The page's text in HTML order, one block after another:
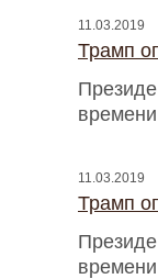
11.03.2019
Трамп
времени
11.03.2019
Трамп
времени